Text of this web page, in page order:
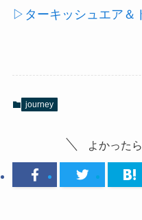
▷ターキッシュエア＆
journey
よかった